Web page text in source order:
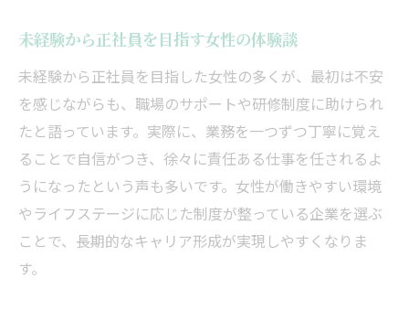
未経験から正社員を目指す女性の体験談
未経験から正社員を目指した女性の多くが、最初は不安
を感じながらも、職場のサポートや研修制度に助けられ
たと語っています。実際に、業務を一つずつ丁寧に覚え
ることで自信がつき、徐々に責任ある仕事を任されるよ
うになったという声も多いです。女性が働きやすい環境
やライフステージに応じた制度が整っている企業を選ぶ
ことで、長期的なキャリア形成が実現しやすくなりま
す。